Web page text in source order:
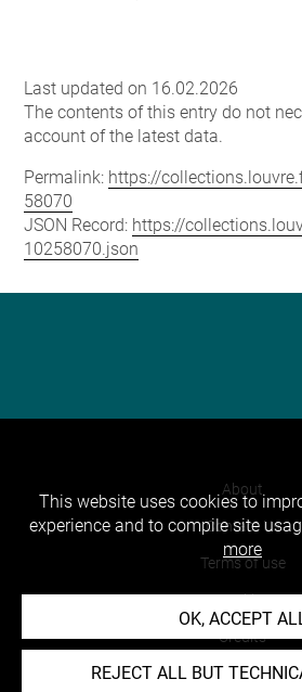
Last updated on 16.02.2026
The contents of this entry do not
account of the latest data.
Permalink: https://
58070
JSON Record: https://
10258070.json
About
Contact Us
Terms of use
Cookies
Credits
Accessibility : non
This website uses cookies to
experience and to compile site
more
OK, ACCEPT
REJECT ALL BUT